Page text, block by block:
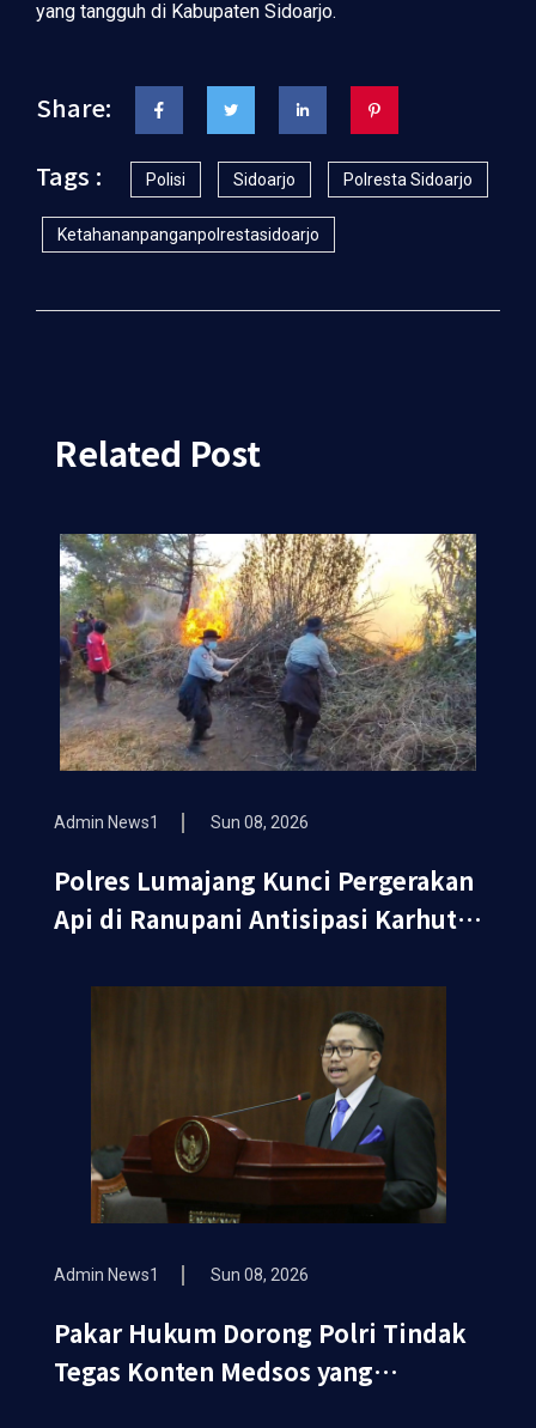
yang tangguh di Kabupaten Sidoarjo.
Share:
Tags :
Polisi Sidoarjo Polresta Sidoarjo
Ketahananpanganpolrestasidoarjo
Related Post
Admin News1 Sun 08, 2026
Polres Lumajang Kunci Pergerakan
Api di Ranupani Antisipasi Karhutla
Admin News1 Sun 08, 2026
Pakar Hukum Dorong Polri Tindak
Tegas Konten Medsos yang